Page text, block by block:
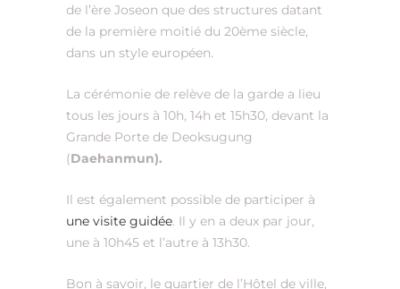
de l’ère Joseon que des structures datant
de la première moitié du 20ème siècle,
dans un style européen.
La cérémonie de relève de la garde a lieu
tous les jours à 10h, 14h et 15h30, devant la
Grande Porte de Deoksugung
(Daehanmun).
Il est également possible de participer à
une visite guidée. Il y en a deux par jour,
une à 10h45 et l’autre à 13h30.
Bon à savoir, le quartier de l’Hôtel de ville,